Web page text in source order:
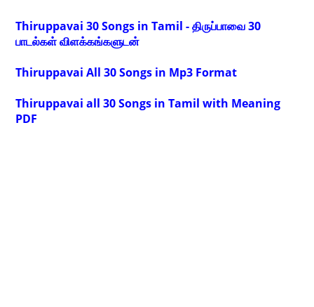
Thiruppavai 30 Songs in Tamil - திருப்பாவை 30
பாடல்கள் விளக்கங்களுடன்
Thiruppavai All 30 Songs in Mp3 Format
Thiruppavai all 30 Songs in Tamil with Meaning
PDF